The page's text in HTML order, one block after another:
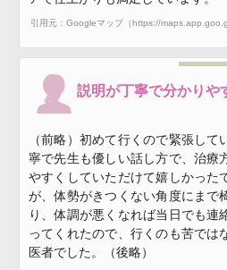
引用元：Googleマップ（https://
説明が丁寧で分かりや
（前略）初めて行くので緊張し
寧で先生も優しい話し方で、治療
やすくしていただけて嬉しかった
が、体勢がきつくない角度にまで
り、体調が悪くなれば当日でも連
ってくれたので、行くのも苦では
医者でした。（後略）